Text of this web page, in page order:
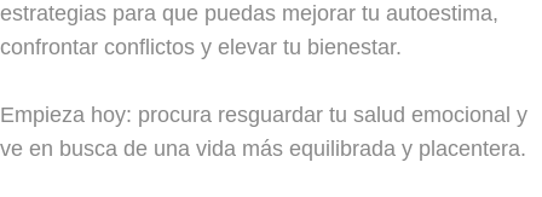
estrategias para que puedas mejorar tu autoestima,
confrontar conflictos y elevar tu bienestar.
Empieza hoy: procura resguardar tu salud emocional y
ve en busca de una vida más equilibrada y placentera.